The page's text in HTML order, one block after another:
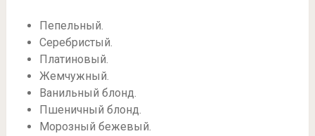
Пепельный.
Серебристый.
Платиновый.
Жемчужный.
Ванильный блонд.
Пшеничный блонд.
Морозный бежевый.